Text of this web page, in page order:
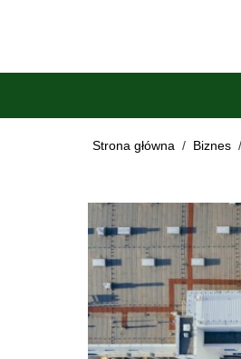
Strona główna / Biznes /